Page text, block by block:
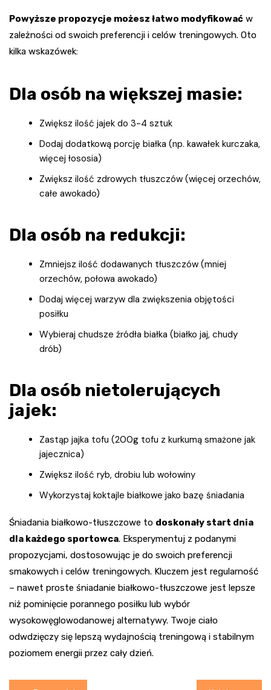
Powyższe propozycje możesz łatwo modyfikować w
zależności od swoich preferencji i celów treningowych. Oto
kilka wskazówek:
Dla osób na większej masie:
Zwiększ ilość jajek do 3-4 sztuk
Dodaj dodatkową porcję białka (np. kawałek kurczaka,
więcej łososia)
Zwiększ ilość zdrowych tłuszczów (więcej orzechów,
całe awokado)
Dla osób na redukcji:
Zmniejsz ilość dodawanych tłuszczów (mniej
orzechów, połowa awokado)
Dodaj więcej warzyw dla zwiększenia objętości
posiłku
Wybieraj chudsze źródła białka (białko jaj, chudy
drób)
Dla osób nietolerujących
jajek:
Zastąp jajka tofu (200g tofu z kurkumą smażone jak
jajecznica)
Zwiększ ilość ryb, drobiu lub wołowiny
Wykorzystaj koktajle białkowe jako bazę śniadania
Śniadania białkowo-tłuszczowe to doskonały start dnia
dla każdego sportowca. Eksperymentuj z podanymi
propozycjami, dostosowując je do swoich preferencji
smakowych i celów treningowych. Kluczem jest regularność
– nawet proste śniadanie białkowo-tłuszczowe jest lepsze
niż pominięcie porannego posiłku lub wybór
wysokowęglowodanowej alternatywy. Twoje ciało
odwdzięczy się lepszą wydajnością treningową i stabilnym
poziomem energii przez cały dzień.